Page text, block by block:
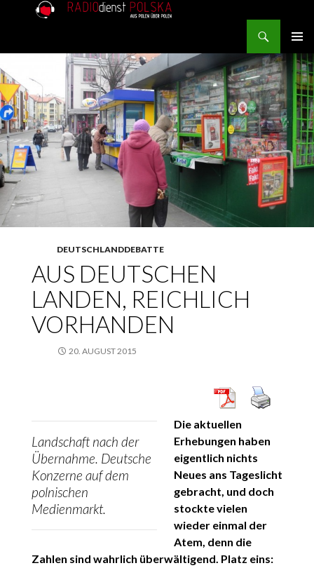
MENU
DEUTSCHLANDDEBATTE
AUS DEUTSCHEN
LANDEN, REICHLICH
VORHANDEN
20. AUGUST 2015
Landschaft nach der
Übernahme. Deutsche
Konzerne auf dem
polnischen
Medienmarkt.
Die aktuellen
Erhebungen haben
eigentlich nichts
Neues ans Tageslicht
gebracht, und doch
stockte vielen
wieder einmal der
Atem, denn die
Zahlen sind wahrlich überwältigend. Platz eins: